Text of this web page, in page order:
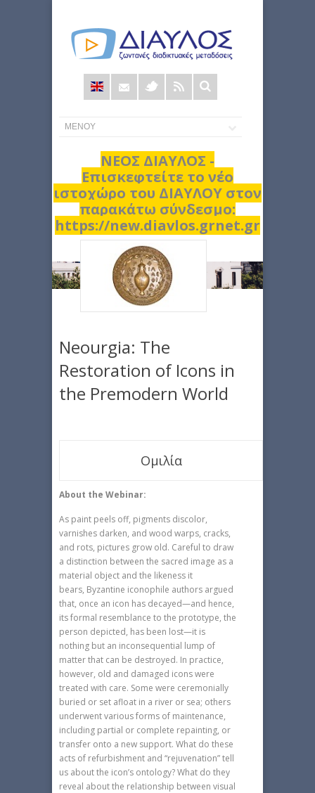
Φόρμα
αναζήτησης
ΝΕΟΣ ΔΙΑΥΛΟΣ -
Επισκεφτείτε το νέο
ιστοχώρο του ΔΙΑΥΛΟΥ στον
παρακάτω σύνδεσμο:
https://new.diavlos.grnet.gr
Neourgia: The
Restoration of Icons in
the Premodern World
Ομιλία
About the Webinar:
As paint peels off, pigments discolor,
varnishes darken, and wood warps, cracks,
and rots, pictures grow old. Careful to draw
a distinction between the sacred image as a
material object and the likeness it
bears, Byzantine iconophile authors argued
that, once an icon has decayed—and hence,
its formal resemblance to the prototype, the
person depicted, has been lost—it is
nothing but an inconsequential lump of
matter that can be destroyed. In practice,
however, old and damaged icons were
treated with care. Some were ceremonially
buried or set afloat in a river or sea; others
underwent various forms of maintenance,
including partial or complete repainting, or
transfer onto a new support. What do these
acts of refurbishment and “rejuvenation” tell
us about the icon’s ontology? What do they
reveal about the relationship between visual